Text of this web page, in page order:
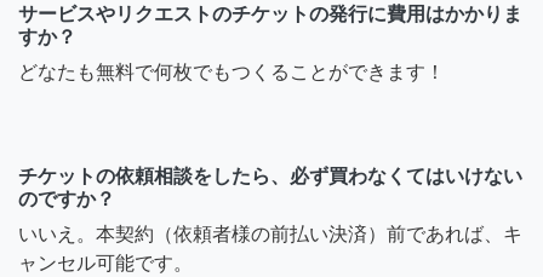
サービスやリクエストのチケットの発行に費用はかかりま
すか？
どなたも無料で何枚でもつくることができます！
チケットの依頼相談をしたら、必ず買わなくてはいけない
のですか？
いいえ。本契約（依頼者様の前払い決済）前であれば、キ
ャンセル可能です。